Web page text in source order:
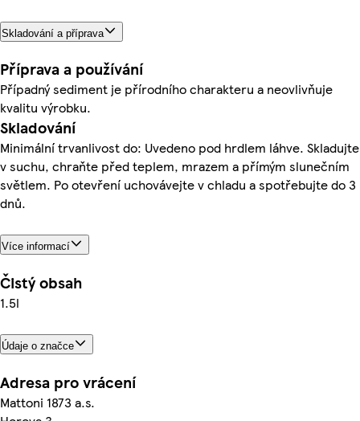
Skladování a příprava
Příprava a používání
Případný sediment je přírodního charakteru a neovlivňuje
kvalitu výrobku.
Skladování
Minimální trvanlivost do: Uvedeno pod hrdlem láhve. Skladujte
v suchu, chraňte před teplem, mrazem a přímým slunečním
světlem. Po otevření uchovávejte v chladu a spotřebujte do 3
dnů.
Více informací
Čistý obsah
1.5l
Údaje o značce
Adresa pro vrácení
Mattoni 1873 a.s.